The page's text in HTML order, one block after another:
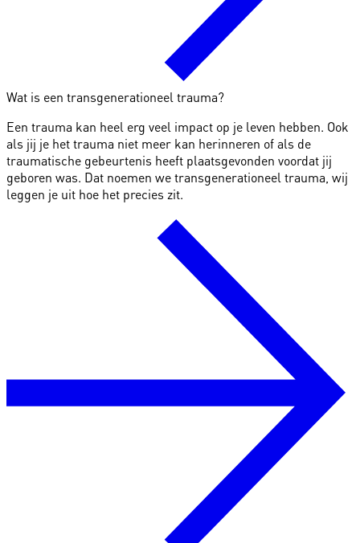
Wat is een transgenerationeel trauma?
Een trauma kan heel erg veel impact op je leven hebben. Ook
als jij je het trauma niet meer kan herinneren of als de
traumatische gebeurtenis heeft plaatsgevonden voordat jij
geboren was. Dat noemen we transgenerationeel trauma, wij
leggen je uit hoe het precies zit.